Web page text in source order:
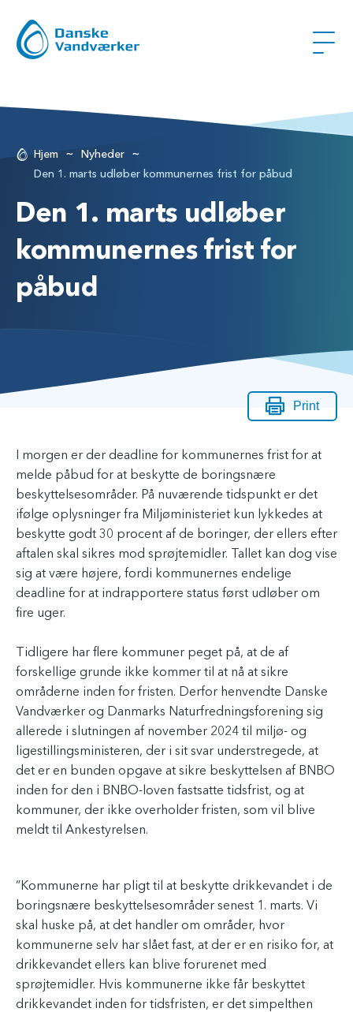
Hjem ~ Nyheder ~
Den 1. marts udløber kommunernes frist for påbud
Den 1. marts udløber
kommunernes frist for
påbud
Print
I morgen er der deadline for kommunernes frist for at
melde påbud for at beskytte de boringsnære
beskyttelsesområder. På nuværende tidspunkt er det
ifølge oplysninger fra Miljøministeriet kun lykkedes at
beskytte godt 30 procent af de boringer, der ellers efter
aftalen skal sikres mod sprøjtemidler. Tallet kan dog vise
sig at være højere, fordi kommunernes endelige
deadline for at indrapportere status først udløber om
fire uger.
Tidligere har flere kommuner peget på, at de af
forskellige grunde ikke kommer til at nå at sikre
områderne inden for fristen. Derfor henvendte Danske
Vandværker og Danmarks Naturfredningsforening sig
allerede i slutningen af november 2024 til miljø- og
ligestillingsministeren, der i sit svar understregede, at
det er en bunden opgave at sikre beskyttelsen af BNBO
inden for den i BNBO-loven fastsatte tidsfrist, og at
kommuner, der ikke overholder fristen, som vil blive
meldt til Ankestyrelsen.
”Kommunerne har pligt til at beskytte drikkevandet i de
boringsnære beskyttelsesområder senest 1. marts. Vi
skal huske på, at det handler om områder, hvor
kommunerne selv har slået fast, at der er en risiko for, at
drikkevandet ellers kan blive forurenet med
sprøjtemidler. Hvis kommunerne ikke får beskyttet
drikkevandet inden for tidsfristen, er det simpelthen